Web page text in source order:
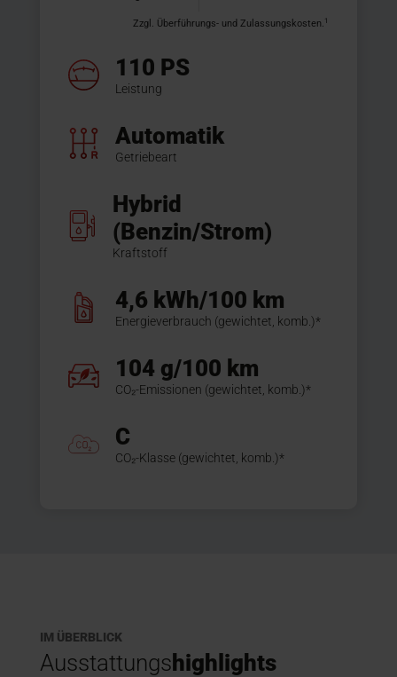
Zzgl. Überführungs- und Zulassungskosten. 1
110 PS
Leistung
Automatik
Getriebeart
Hybrid
(Benzin/Strom)
Kraftstoff
4,6 kWh/100 km
Energieverbrauch (gewichtet, komb.)*
104 g/100 km
CO₂-Emissionen (gewichtet, komb.)*
C
CO₂-Klasse (gewichtet, komb.)*
IM ÜBERBLICK
Ausstattungs highlights